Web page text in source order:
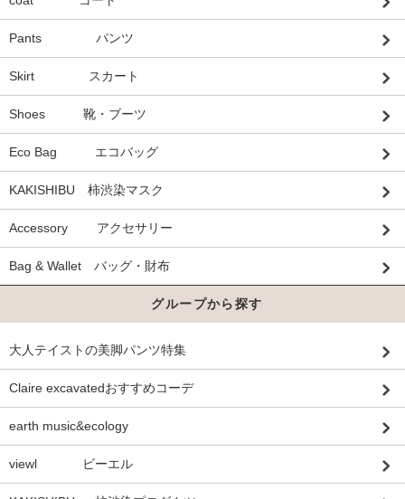
Pants パンツ
Skirt スカート
Shoes 靴・ブーツ
Eco Bag エコバッグ
KAKISHIBU 柿渋染マスク
Accessory アクセサリー
Bag & Wallet バッグ・財布
グループから探す
大人テイストの美脚パンツ特集
Claire excavatedおすすめコーデ
earth music&ecology
viewl ビーエル